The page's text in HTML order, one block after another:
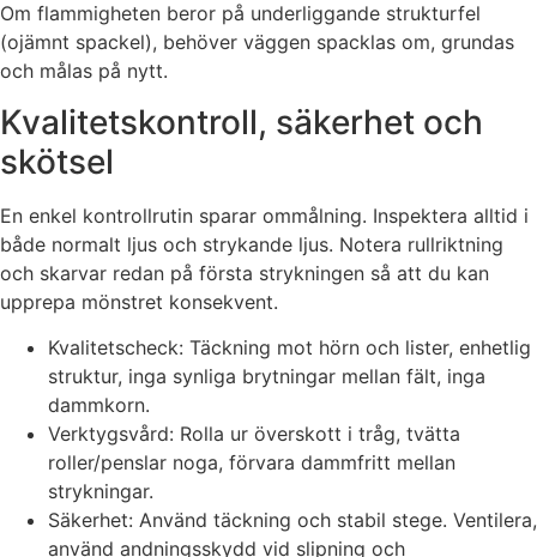
Om flammigheten beror på underliggande strukturfel
(ojämnt spackel), behöver väggen spacklas om, grundas
och målas på nytt.
Kvalitetskontroll, säkerhet och
skötsel
En enkel kontrollrutin sparar ommålning. Inspektera alltid i
både normalt ljus och strykande ljus. Notera rullriktning
och skarvar redan på första strykningen så att du kan
upprepa mönstret konsekvent.
Kvalitetscheck: Täckning mot hörn och lister, enhetlig
struktur, inga synliga brytningar mellan fält, inga
dammkorn.
Verktygsvård: Rolla ur överskott i tråg, tvätta
roller/penslar noga, förvara dammfritt mellan
strykningar.
Säkerhet: Använd täckning och stabil stege. Ventilera,
använd andningsskydd vid slipning och